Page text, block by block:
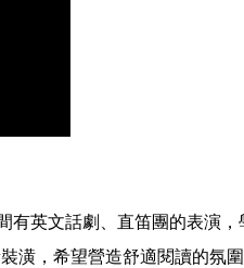
有英文話劇、直笛團的表演，
潢，希望營造舒適閱讀的氛